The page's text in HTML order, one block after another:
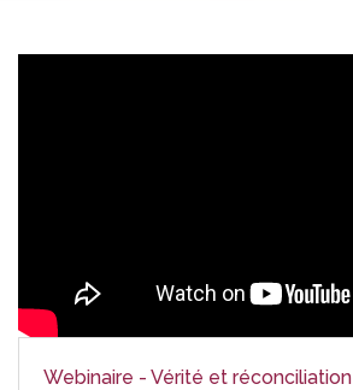
Webinaire - Vérité et réconciliation